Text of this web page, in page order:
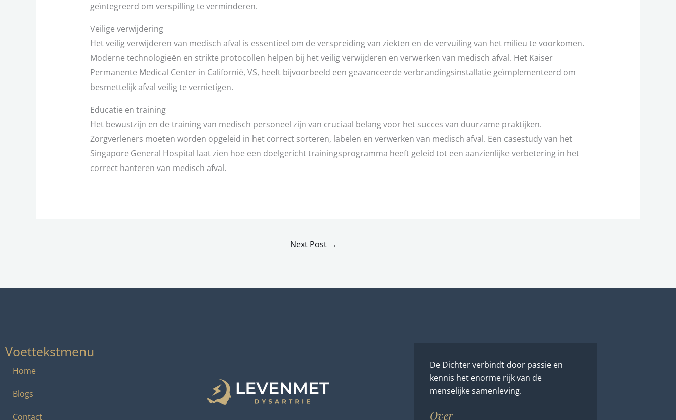
geïntegreerd om verspilling te verminderen.
Veilige verwijdering
Het veilig verwijderen van medisch afval is essentieel om de verspreiding van ziekten en de vervuiling van het milieu te voorkomen.
Moderne technologieën en strikte protocollen helpen bij het veilig verwijderen en verwerken van medisch afval. Het Kaiser
Permanente Medical Center in Californië, VS, heeft bijvoorbeeld een geavanceerde verbrandingsinstallatie geïmplementeerd om
besmettelijk afval veilig te vernietigen.
Educatie en training
Het bewustzijn en de training van medisch personeel zijn van cruciaal belang voor het succes van duurzame praktijken.
Zorgverleners moeten worden opgeleid in het correct sorteren, labelen en verwerken van medisch afval. Een casestudy van het
Singapore General Hospital laat zien hoe een doelgericht trainingsprogramma heeft geleid tot een aanzienlijke verbetering in het
correct hanteren van medisch afval.
Next Post →
Voettekstmenu
Home
Blogs
Contact
De Dichter verbindt door passie en
kennis het enorme rijk van de
menselijke samenleving.
Over